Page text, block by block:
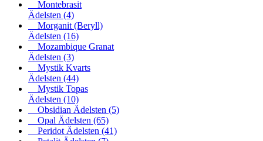
Montebrasit
Ädelsten (4)
Morganit (Beryll)
Ädelsten (16)
Mozambique Granat
Ädelsten (3)
Mystik Kvarts
Ädelsten (44)
Mystik Topas
Ädelsten (10)
Obsidian Ädelsten (5)
Opal Ädelsten (65)
Peridot Ädelsten (41)